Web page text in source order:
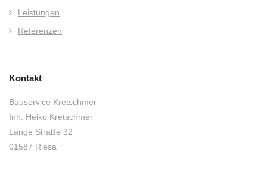
Leistungen
Referenzen
Kontakt
Bauservice Kretschmer
Inh. Heiko Kretschmer
Lange Straße 32
01587 Riesa